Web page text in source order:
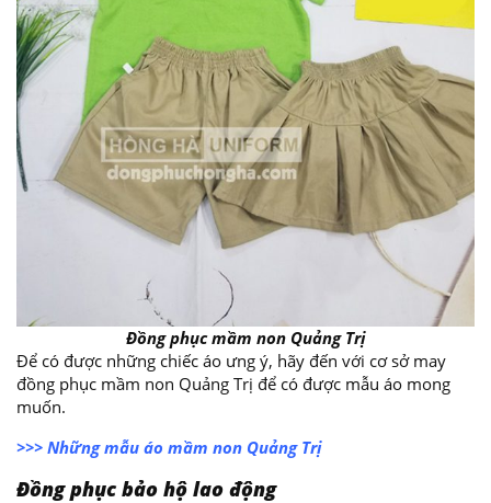
Đồng phục mầm non Quảng Trị
Để có được những chiếc áo ưng ý, hãy đến với cơ sở may
đồng phục mầm non Quảng Trị để có được mẫu áo mong
muốn.
>>> Những mẫu áo mầm non Quảng Trị
Đồng phục bảo hộ lao động